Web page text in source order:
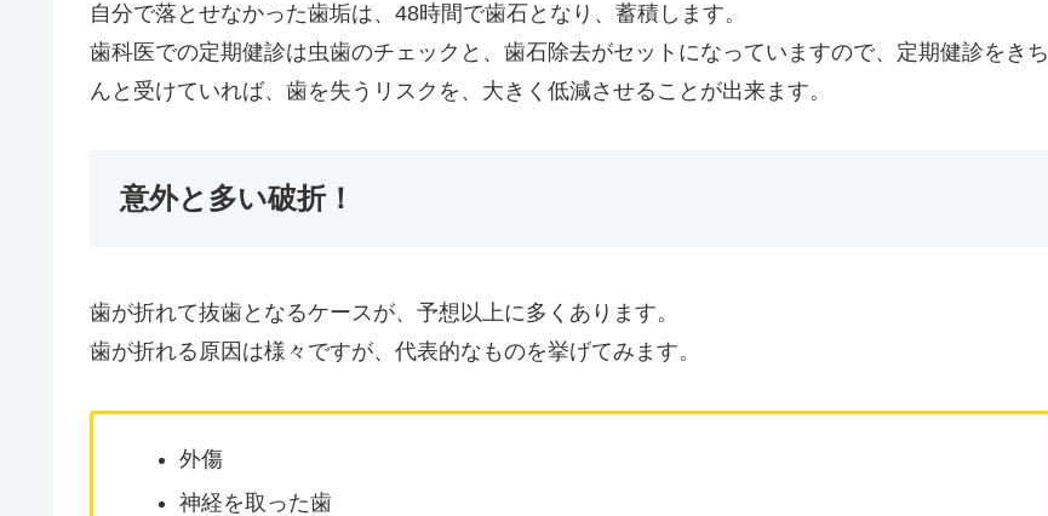
自分で落とせなかった歯垢は、48時間で歯石となり、蓄積します。
歯科医での定期健診は虫歯のチェックと、歯石除去がセットになっていますので、定期健診をきち
んと受けていれば、歯を失うリスクを、大きく低減させることが出来ます。
意外と多い破折！
歯が折れて抜歯となるケースが、予想以上に多くあります。
歯が折れる原因は様々ですが、代表的なものを挙げてみます。
外傷
神経を取った歯